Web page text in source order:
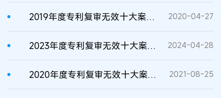
2019年度专利复审无效十大案件发布 2020-04-27
2023年度专利复审无效十大案件发布 2024-04-28
2020年度专利复审无效十大案件发布 2021-08-25